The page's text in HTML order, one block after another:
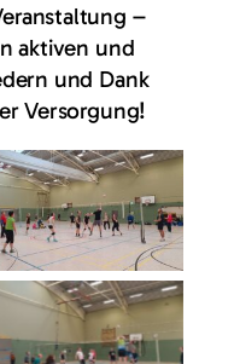
–
aktiven und
und Dank
Versorgung!